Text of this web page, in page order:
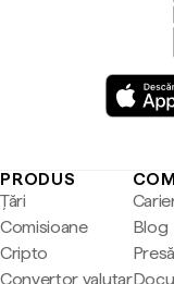
PRODUS
Țări
Comisioane
Cripto
Convertor valutar
Blog
Presă